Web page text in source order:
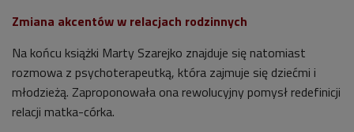
Zmiana akcentów w relacjach rodzinnych
Na końcu książki Marty Szarejko znajduje się natomiast
rozmowa z psychoterapeutką, która zajmuje się dziećmi i
młodzieżą. Zaproponowała ona rewolucyjny pomysł redefinicji
relacji matka-córka.